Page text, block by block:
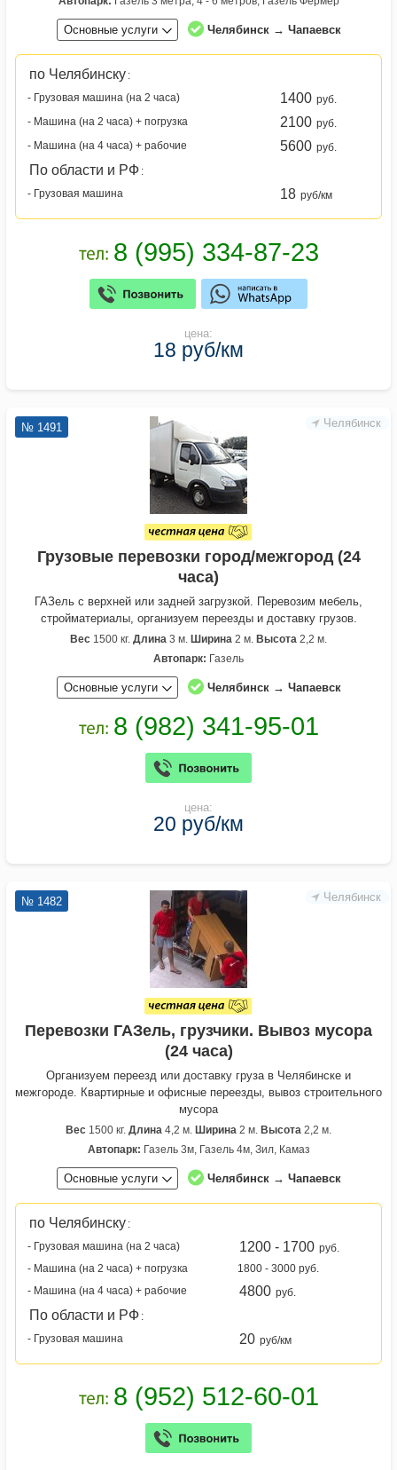
Основные услуги Челябинск → Чапаевск
по Челябинску :
- Грузовая машина (на 2 часа)
1400 руб.
- Машина (на 2 часа) + погрузка
2100 руб.
- Машина (на 4 часа) + рабочие
5600 руб.
По области и РФ :
- Грузовая машина
18 руб/км
цена:
18 руб/км
Челябинск
№ 1491
Грузовые перевозки город/межгород (24
часа)
ГАЗель с верхней или задней загрузкой. Перевозим мебель,
стройматериалы, организуем переезды и доставку грузов.
Вес 1500 кг. Длина 3 м. Ширина 2 м. Высота 2,2 м.
Автопарк: Газель
Основные услуги Челябинск → Чапаевск
цена:
20 руб/км
Челябинск
№ 1482
Перевозки ГАЗель, грузчики. Вывоз мусора
(24 часа)
Организуем переезд или доставку груза в Челябинске и
межгороде. Квартирные и офисные переезды, вывоз строительного
мусора
Вес 1500 кг. Длина 4,2 м. Ширина 2 м. Высота 2,2 м.
Автопарк: Газель 3м, Газель 4м, Зил, Камаз
Основные услуги Челябинск → Чапаевск
по Челябинску :
- Грузовая машина (на 2 часа)
1200 - 1700 руб.
- Машина (на 2 часа) + погрузка
1800 - 3000 руб.
- Машина (на 4 часа) + рабочие
4800 руб.
По области и РФ :
- Грузовая машина
20 руб/км